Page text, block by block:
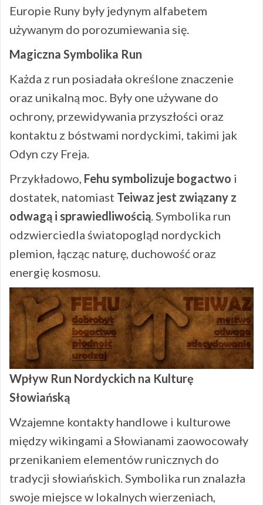
Europie Runy były jedynym alfabetem
używanym do porozumiewania się.
Magiczna Symbolika Run
Każda z run posiadała określone znaczenie
oraz unikalną moc. Były one używane do
ochrony, przewidywania przyszłości oraz
kontaktu z bóstwami nordyckimi, takimi jak
Odyn czy Freja.
Przykładowo, Fehu symbolizuje bogactwo i
dostatek, natomiast Teiwaz jest związany z
odwagą i sprawiedliwością. Symbolika run
odzwierciedla światopogląd nordyckich
plemion, łącząc naturę, duchowość oraz
energię kosmosu.
Wpływ Run Nordyckich na Kulturę
Słowiańską
Wzajemne kontakty handlowe i kulturowe
między wikingami a Słowianami zaowocowały
przenikaniem elementów runicznych do
tradycji słowiańskich. Symbolika run znalazła
swoje miejsce w lokalnych wierzeniach,